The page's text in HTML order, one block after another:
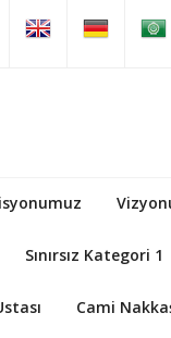
Sınırsız Kategori 1
Cami